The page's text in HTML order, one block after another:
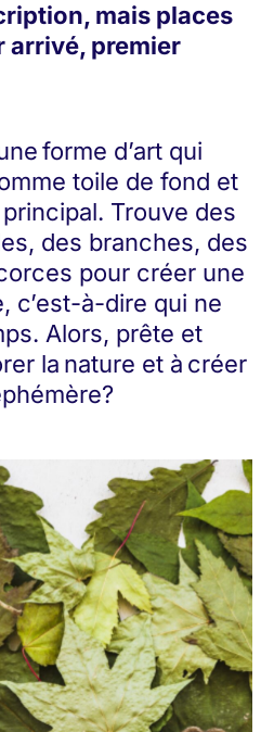
mais places
arrivé, premier
forme d’art qui
toile de fond et
Trouve des
des branches, des
pour créer une
c’est-à-dire qui ne
Alors, prête et
la nature et à créer